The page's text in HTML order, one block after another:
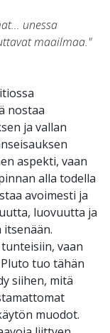
unessa
maailmaa."
nostaa
ja vallan
aspekti, vaan
alla todella
avoimesti ja
luovuutta ja
vaan
tuo tähän
siihen, mitä
muodot.